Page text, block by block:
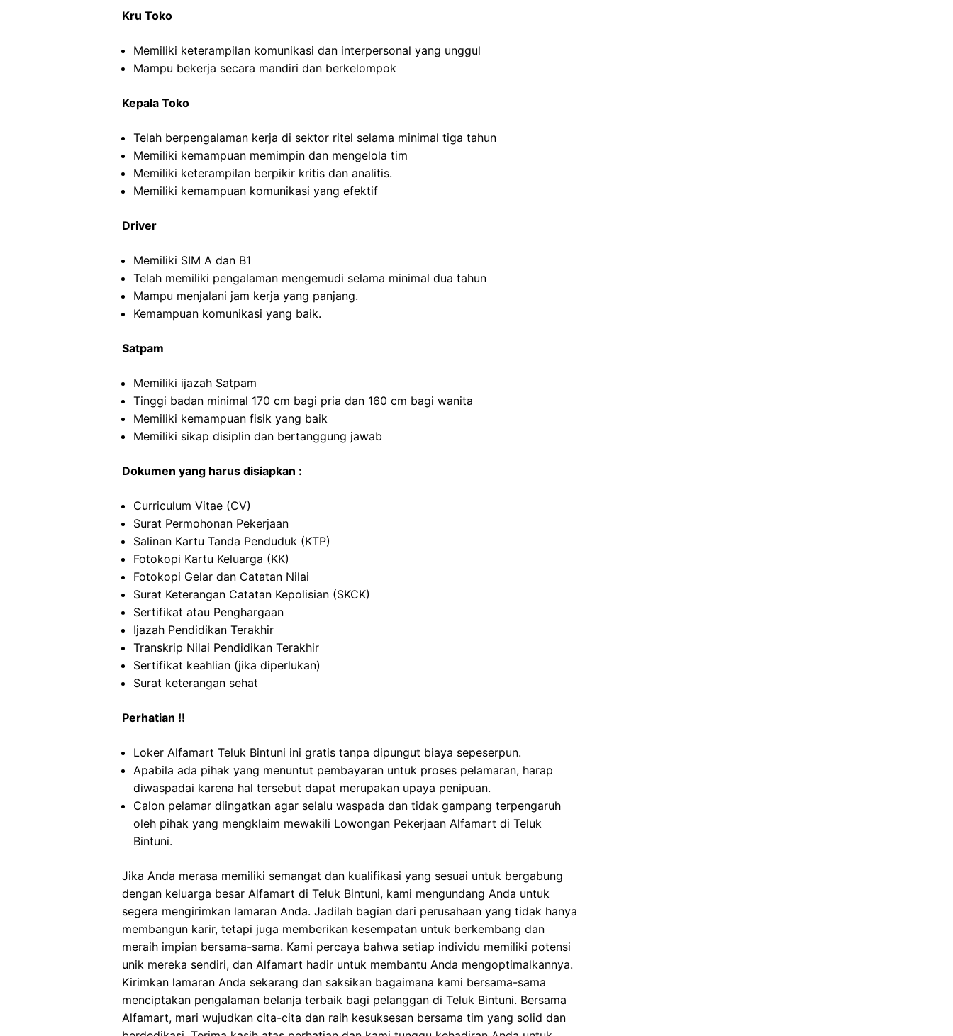
Kru Toko
Memiliki keterampilan komunikasi dan interpersonal yang unggul
Mampu bekerja secara mandiri dan berkelompok
Kepala Toko
Telah berpengalaman kerja di sektor ritel selama minimal tiga tahun
Memiliki kemampuan memimpin dan mengelola tim
Memiliki keterampilan berpikir kritis dan analitis.
Memiliki kemampuan komunikasi yang efektif
Driver
Memiliki SIM A dan B1
Telah memiliki pengalaman mengemudi selama minimal dua tahun
Mampu menjalani jam kerja yang panjang.
Kemampuan komunikasi yang baik.
Satpam
Memiliki ijazah Satpam
Tinggi badan minimal 170 cm bagi pria dan 160 cm bagi wanita
Memiliki kemampuan fisik yang baik
Memiliki sikap disiplin dan bertanggung jawab
Dokumen yang harus disiapkan :
Curriculum Vitae (CV)
Surat Permohonan Pekerjaan
Salinan Kartu Tanda Penduduk (KTP)
Fotokopi Kartu Keluarga (KK)
Fotokopi Gelar dan Catatan Nilai
Surat Keterangan Catatan Kepolisian (SKCK)
Sertifikat atau Penghargaan
Ijazah Pendidikan Terakhir
Transkrip Nilai Pendidikan Terakhir
Sertifikat keahlian (jika diperlukan)
Surat keterangan sehat
Perhatian !!
Loker Alfamart Teluk Bintuni ini gratis tanpa dipungut biaya sepeserpun.
Apabila ada pihak yang menuntut pembayaran untuk proses pelamaran, harap
diwaspadai karena hal tersebut dapat merupakan upaya penipuan.
Calon pelamar diingatkan agar selalu waspada dan tidak gampang terpengaruh
oleh pihak yang mengklaim mewakili Lowongan Pekerjaan Alfamart di Teluk
Bintuni.
Jika Anda merasa memiliki semangat dan kualifikasi yang sesuai untuk bergabung
dengan keluarga besar Alfamart di Teluk Bintuni, kami mengundang Anda untuk
segera mengirimkan lamaran Anda. Jadilah bagian dari perusahaan yang tidak hanya
membangun karir, tetapi juga memberikan kesempatan untuk berkembang dan
meraih impian bersama-sama. Kami percaya bahwa setiap individu memiliki potensi
unik mereka sendiri, dan Alfamart hadir untuk membantu Anda mengoptimalkannya.
Kirimkan lamaran Anda sekarang dan saksikan bagaimana kami bersama-sama
menciptakan pengalaman belanja terbaik bagi pelanggan di Teluk Bintuni. Bersama
Alfamart, mari wujudkan cita-cita dan raih kesuksesan bersama tim yang solid dan